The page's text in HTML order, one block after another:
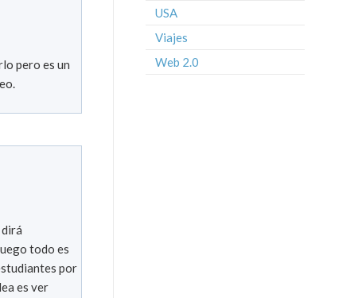
pero es un
todo es
por
es ver
USA
Viajes
Web 2.0